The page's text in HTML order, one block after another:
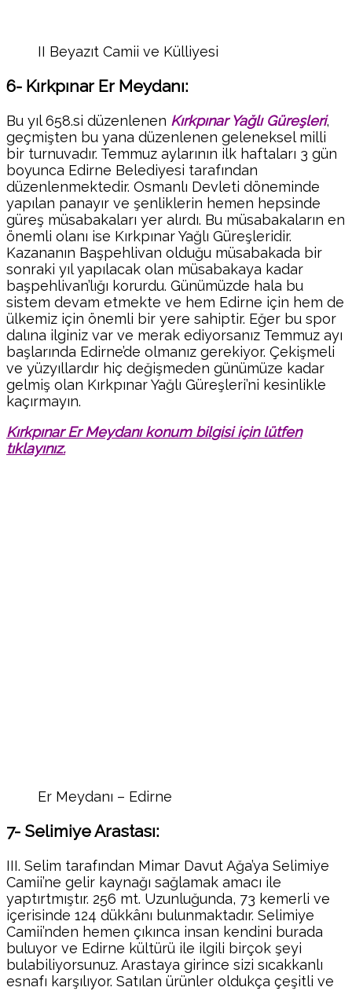
II Beyazıt Camii ve Külliyesi
6- Kırkpınar Er Meydanı:
Bu yıl 658.si düzenlenen Kırkpınar Yağlı Güreşleri,
geçmişten bu yana düzenlenen geleneksel milli
bir turnuvadır. Temmuz aylarının ilk haftaları 3 gün
boyunca Edirne Belediyesi tarafından
düzenlenmektedir. Osmanlı Devleti döneminde
yapılan panayır ve şenliklerin hemen hepsinde
güreş müsabakaları yer alırdı. Bu müsabakaların en
önemli olanı ise Kırkpınar Yağlı Güreşleridir.
Kazananın Başpehlivan olduğu müsabakada bir
sonraki yıl yapılacak olan müsabakaya kadar
başpehlivan’lığı korurdu. Günümüzde hala bu
sistem devam etmekte ve hem Edirne için hem de
ülkemiz için önemli bir yere sahiptir. Eğer bu spor
dalına ilginiz var ve merak ediyorsanız Temmuz ayı
başlarında Edirne’de olmanız gerekiyor. Çekişmeli
ve yüzyıllardır hiç değişmeden günümüze kadar
gelmiş olan Kırkpınar Yağlı Güreşleri’ni kesinlikle
kaçırmayın.
Kırkpınar Er Meydanı konum bilgisi için lütfen
tıklayınız.
Er Meydanı – Edirne
7- Selimiye Arastası:
III. Selim tarafından Mimar Davut Ağa’ya Selimiye
Camii’ne gelir kaynağı sağlamak amacı ile
yaptırtmıştır. 256 mt. Uzunluğunda, 73 kemerli ve
içerisinde 124 dükkânı bulunmaktadır. Selimiye
Camii’nden hemen çıkınca insan kendini burada
buluyor ve Edirne kültürü ile ilgili birçok şeyi
bulabiliyorsunuz. Arastaya girince sizi sıcakkanlı
esnafı karşılıyor. Satılan ürünler oldukça çeşitli ve